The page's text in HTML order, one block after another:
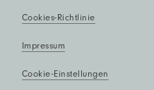
Cookies-Richtlinie
Impressum
Cookie-Einstellungen